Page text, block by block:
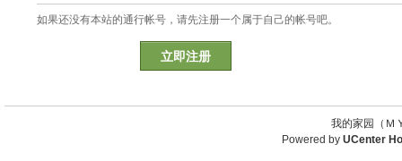
如果还没有本站的通行帐号，请先注册一个属于自己的帐号吧。
立即注册
我的家园（
Powered by UCenter